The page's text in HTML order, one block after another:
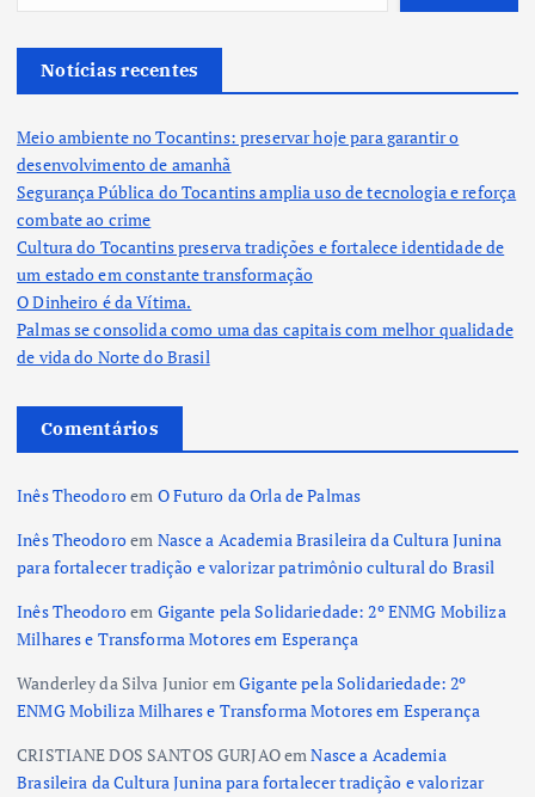
Notícias recentes
Meio ambiente no Tocantins: preservar hoje para garantir o
desenvolvimento de amanhã
Segurança Pública do Tocantins amplia uso de tecnologia e reforça
combate ao crime
Cultura do Tocantins preserva tradições e fortalece identidade de
um estado em constante transformação
O Dinheiro é da Vítima.
Palmas se consolida como uma das capitais com melhor qualidade
de vida do Norte do Brasil
Comentários
Inês Theodoroem O Futuro da Orla de Palmas
Inês Theodoroem Nasce a Academia Brasileira da Cultura Junina
para fortalecer tradição e valorizar patrimônio cultural do Brasil
Inês Theodoroem Gigante pela Solidariedade: 2º ENMG Mobiliza
Milhares e Transforma Motores em Esperança
Wanderley da Silva JunioremGigante pela Solidariedade: 2º
ENMG Mobiliza Milhares e Transforma Motores em Esperança
CRISTIANE DOS SANTOS GURJAOemNasce a Academia
Brasileira da Cultura Junina para fortalecer tradição e valorizar